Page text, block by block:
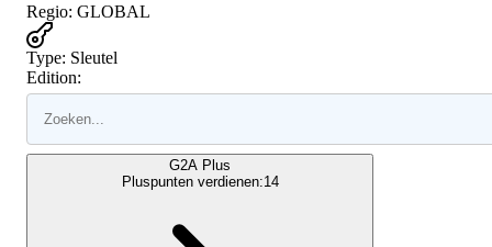
Regio: GLOBAL
Type: Sleutel
Edition:
G2A Plus
Pluspunten verdienen:14